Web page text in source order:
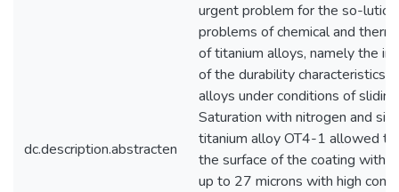
dc.description.abstracten
urgent problem for the so-
problems of chemical and
of titanium alloys, namely the
of the durability characteristics
alloys under conditions of
Saturation with nitrogen and
titanium alloy OT4-1 allowed to
the surface of the coating with
up to 27 microns with high